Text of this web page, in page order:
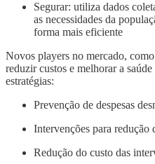
Segurar: utiliza dados
as necessidades da
forma mais eficiente
Novos players no mercado,
reduzir custos e melhorar a
estratégias:
Prevenção de despesas
Intervenções para redução
Redução do custo das